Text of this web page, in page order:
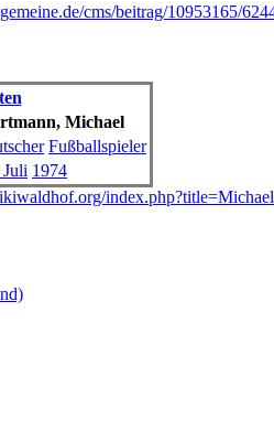
cms/beitrag/10953165/
Michael
Fußballspieler
Juli 1974